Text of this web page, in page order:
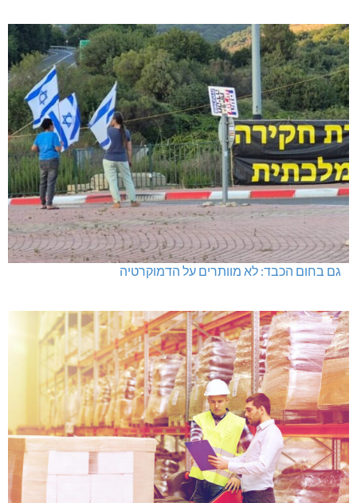
גם בחום הכבד: לא מוותרים על הדמוקרטיה